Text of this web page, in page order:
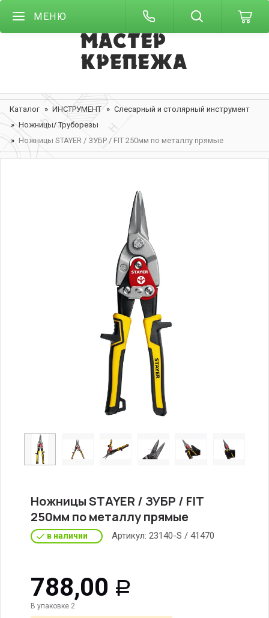
МЕНЮ
Каталог ИНСТРУМЕНТ
Слесарный и столярный инструмент
Ножницы/ Труборезы
Ножницы STAYER / ЗУБР / FIT 250мм по металлу прямые
Ножницы STAYER / ЗУБР / FIT
250мм по металлу прямые
в наличии Артикул: 23140-S / 41470
788,00 Р
В упаковке 2